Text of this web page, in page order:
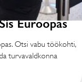
Euroopas
Otsi vabu töökohti,
turvavaldkonna